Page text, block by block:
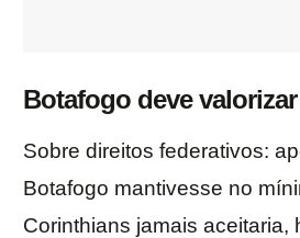
Botafogo deve
Sobre direitos federativos:
Botafogo mantivesse no
Corinthians jamais aceitaria,